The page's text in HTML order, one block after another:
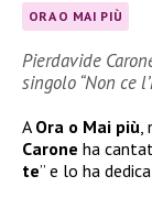
ORA O MAI PIÙ
Pierdavide
singolo “Non ce
A Ora o Mai più
Carone ha
te” e lo ha